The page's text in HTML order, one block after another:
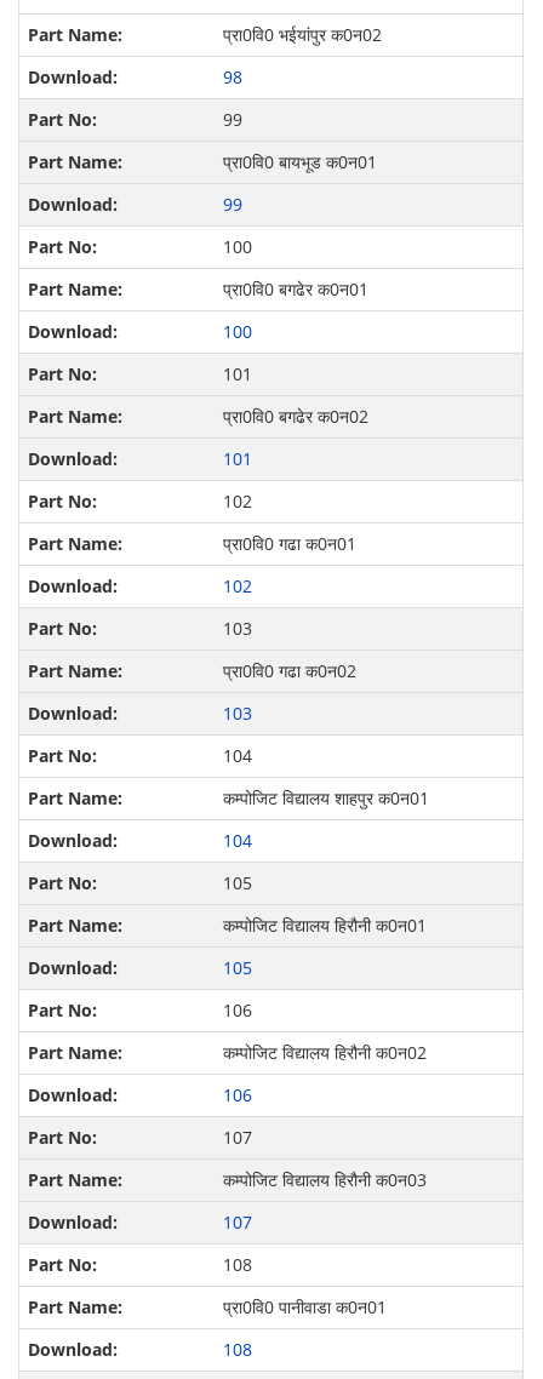
प्रा0वि0 भईयांपुर क0न02
98
99
प्रा0वि0 बायभूड क0न01
99
100
प्रा0वि0 बगढेर क0न01
100
101
प्रा0वि0 बगढेर क0न02
101
102
प्रा0वि0 गढा क0न01
102
103
प्रा0वि0 गढा क0न02
103
104
कम्पोजिट विद्यालय शाहपुर क0न01
104
105
कम्पोजिट विद्यालय हिरौनी क0न01
105
106
कम्पोजिट विद्यालय हिरौनी क0न02
106
107
कम्पोजिट विद्यालय हिरौनी क0न03
107
108
प्रा0वि0 पानीवाडा क0न01
108